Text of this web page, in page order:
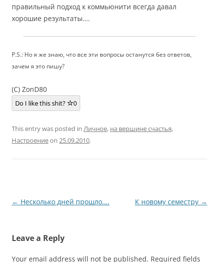
правильный подход к коммьюнити всегда давал
хорошие результаты….
P.S.: Но я же знаю, что все эти вопросы останутся без ответов,
зачем я это пишу?
(C) ZonD80
Do I like this shit? 0
This entry was posted in Личное, на вершине счастья,
Настроениеon 25.09.2010.
Post
← Несколько дней прошло…. К новому семестру →
Leave a Reply
Your email address will not be published. Required fields